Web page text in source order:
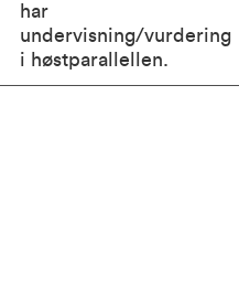
har
undervisning/vurdering
i høstparallellen.